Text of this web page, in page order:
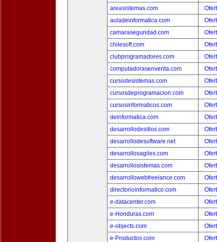
areasistemas.com
auladeinformatica.com
camaraseguridad.com
chilesoft.com
clubprogramadores.com
computadorasenventa.com
cursodesistemas.com
cursosdeprogramacion.com
cursosinformaticos.com
deinformatica.com
desarrollodesitios.com
desarrollodesoftware.net
desarrollosagiles.com
desarrollosistemas.com
desarrollowebfreelance.com
directorioinformatico.com
e-datacenter.com
e-Honduras.com
e-objects.com
e-Productos.com